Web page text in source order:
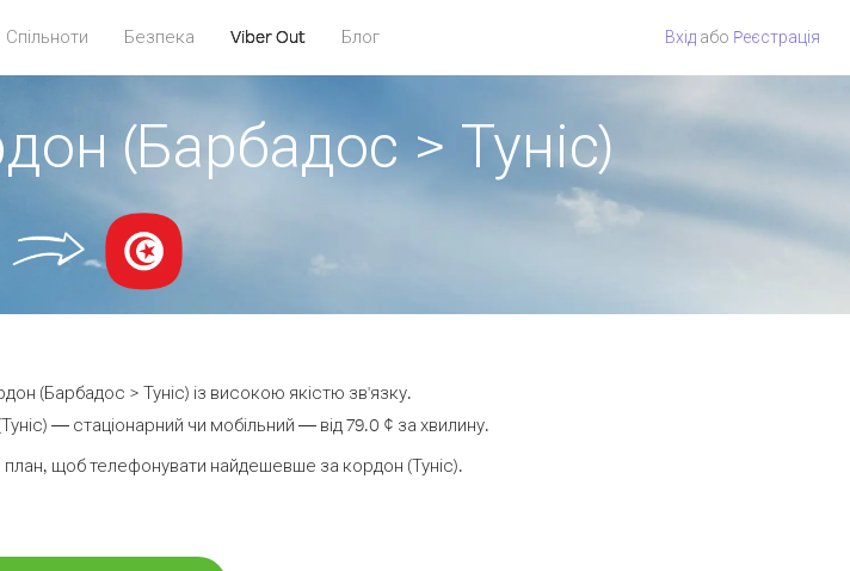
Спільноти Безпека Viber Out Блог Вхід або Pеєстрація
(Барбадос > Туніс)
(Барбадос > Туніс) із високою якістю зв'язку.
— стаціонарний чи мобільний — від 79.0 ¢ за хвилину.
щоб телефонувати найдешевше за кордон (Туніс).